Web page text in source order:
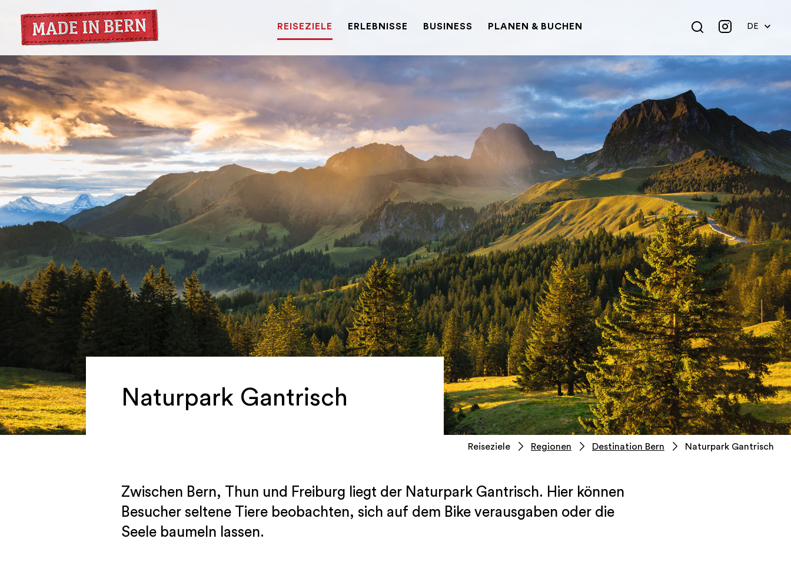
REISEZIELE ERLEBNISSE BUSINESS PLANEN & BUCHEN DE
Naturpark Gantrisch
Reiseziele Regionen Destination Bern Naturpark Gantrisch
Zwischen Bern, Thun und Freiburg liegt der Naturpark Gantrisch. Hier können
Besucher seltene Tiere beobachten, sich auf dem Bike verausgaben oder die
Seele baumeln lassen.